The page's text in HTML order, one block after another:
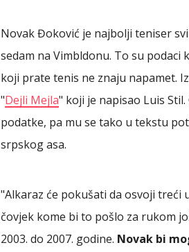
Novak Đoković je najbolji teniser
sedam na Vimbldonu. To su podaci
koji prate tenis ne znaju napamet.
"Dejli Mejla" koji je napisao Luis
podatke, pa mu se tako u tekstu
srpskog asa.
"Alkaraz će pokušati da osvoji
čovjek kome bi to pošlo za rukom
2003. do 2007. godine. Novak bi